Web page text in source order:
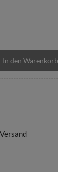
In den Warenkorb